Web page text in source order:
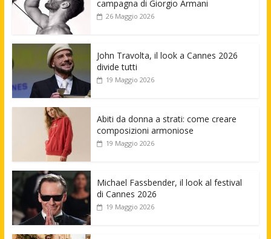
campagna di Giorgio Armani
26 Maggio 2026
John Travolta, il look a Cannes 2026
divide tutti
19 Maggio 2026
Abiti da donna a strati: come creare
composizioni armoniose
19 Maggio 2026
Michael Fassbender, il look al festival
di Cannes 2026
19 Maggio 2026